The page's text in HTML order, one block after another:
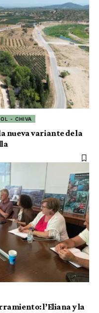
- CHIVA
nueva variante de la
l’Eliana y la